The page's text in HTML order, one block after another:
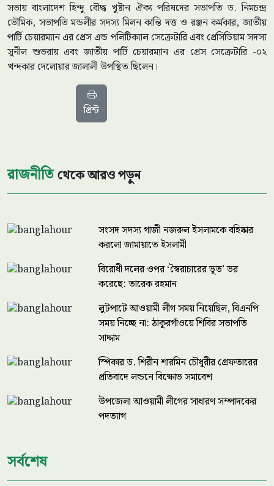
সভায় বাংলাদেশ হিন্দু বৌদ্ধ খুষ্টান ঐক্য পরিষদের সভাপতি ড. নিমচন্দ্র
ভৌমিক, সভাপতি মন্ডলীর সদস্য মিলন কান্তি দত্ত ও রঞ্জন কর্মকার, জাতীয়
পার্টি চেয়ারম্যান এর প্রেস এন্ড পলিটিক্যাল সেক্রেটারি এবং প্রেসিডিয়াম সদস্য
সুনীল শুভরায় এবং জাতীয় পার্টি চেয়ারম্যান এর প্রেস সেক্রেটারি -০২
খন্দকার দেলোয়ার জালালী উপস্থিত ছিলেন।
প্রিন্ট
রাজনীতিথেকে আরও পড়ুন
সংসদ সদস্য গাজী নজরুল ইসলামকে বহিষ্কার
করলো জামায়াতে ইসলামী
বিরোধী দলের ওপর ‘স্বৈরাচারের ভূত’ ভর
করেছে: তারেক রহমান
লুটপাটে আওয়ামী লীগ সময় নিয়েছিল, বিএনপি
সময় নিচ্ছে না: ঠাকুরগাঁওয়ে শিবির সভাপতি
সাদ্দাম
স্পিকার ড. শিরীন শারমিন চৌধুরীর গ্রেফতারের
প্রতিবাদে লন্ডনে বিক্ষোভ সমাবেশ
উপজেলা আওয়ামী লীগের সাধারণ সম্পাদকের
পদত্যাগ
সর্বশেষ